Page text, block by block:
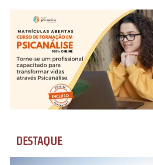
DESTAQUE